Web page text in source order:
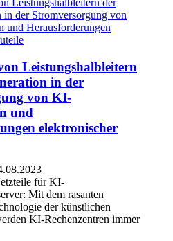
Leistungshalbleitern
in der
von KI-
und
elektronischer
für KI-
Mit dem rasanten
der künstlichen
KI-Rechenzentren immer